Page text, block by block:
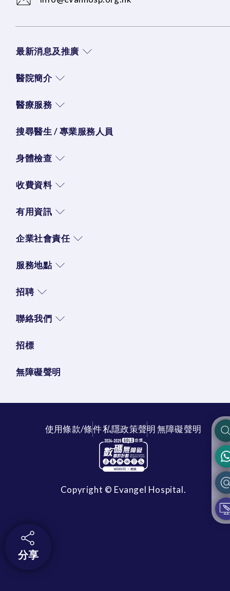
最新消息及推廣
醫院簡介
醫療服務
搜尋醫生 / 專業服務人員
身體檢查
收費資料
有用資訊
企業社會責任
服務地點
招聘
聯絡我們
招標
無障礙聲明
使用條款/條件私隱政策聲明無障礙聲明
Copyright © Evangel Hospital.
分享